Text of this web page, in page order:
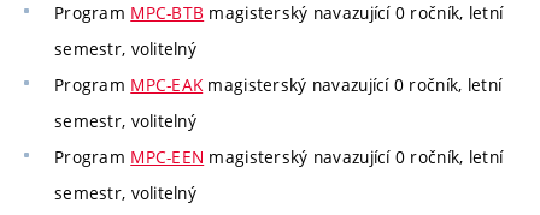
Program MPC-BTB magisterský navazující 0 ročník, letní
semestr, volitelný
Program MPC-EAKmagisterský navazující 0 ročník, letní
semestr, volitelný
Program MPC-EEN magisterský navazující 0 ročník, letní
semestr, volitelný